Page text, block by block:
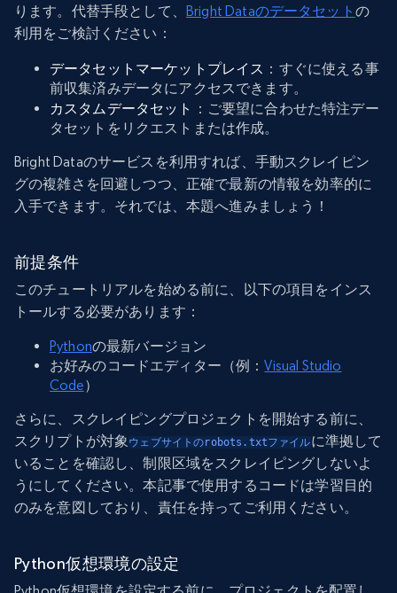
ります。代替手段として、
Bright Dataのデータセット の
利用をご検討ください：
データセットマーケットプレイス ：すぐに使える事
前収集済みデータにアクセスできます。
カスタムデータセット
：ご要望に合わせた特注デー
タセットをリクエストまたは作成。
Bright Dataのサービスを利用すれば、手動スクレイピン
グの複雑さを回避しつつ、正確で最新の情報を効率的に
入手できます。それでは、本題へ進みましょう！
前提条件
このチュートリアルを始める前に、以下の項目をインス
トールする必要があります：
Pythonの最新バージョン
お好みのコードエディター（例：Visual Studio
Code）
さらに、スクレイピングプロジェクトを開始する前に、
スクリプトが対象ウェブサイトのrobots.txtファイルに準拠して
いることを確認し、制限区域をスクレイピングしないよ
うにしてください。本記事で使用するコードは学習目的
のみを意図しており、責任を持ってご利用ください。
Python仮想環境の設定